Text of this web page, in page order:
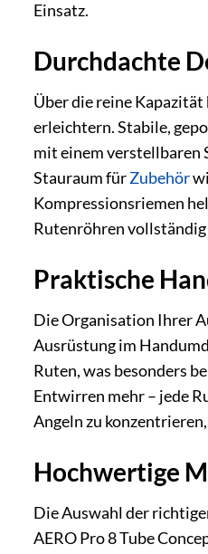
Einsatz.
Durchdachte
Über die reine Kapazität
erleichtern. Stabile,
mit einem verstellbaren
Stauraum fürZubehör
Kompressionsriemen
Rutenröhren
Praktische
Die Organisation Ihrer
Ausrüstung im
Ruten, was besonders
Entwirren mehr – jede
Angeln zu
Hochwertige
Die Auswahl der
AERO Pro 8 Tube